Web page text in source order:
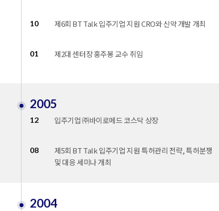
10 제6회 BT Talk 입주기업 지원 CRO와 신약 개발 개최
01 제2대 센터장 홍주봉 교수 취임
2005
12 입주기업 ㈜바이로메드 코스닥 상장
08
제5회 BT Talk 입주기업 지원 특허관리 전략, 특허분쟁
및 대응 세미나 개최
2004